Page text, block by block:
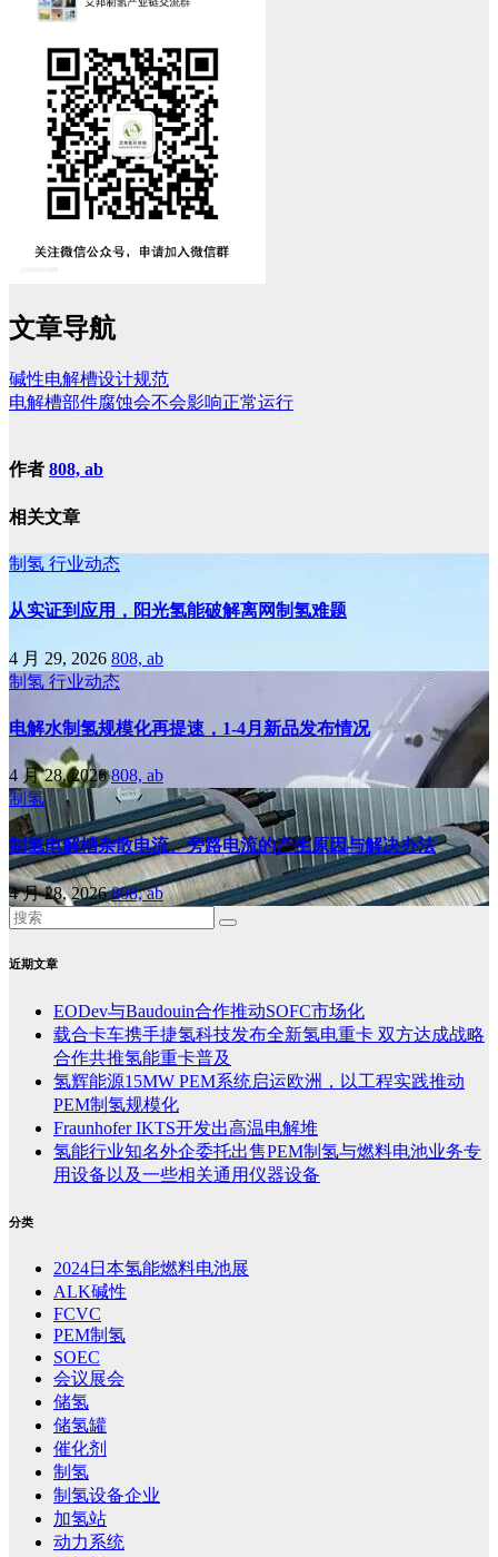
文章导航
碱性电解槽设计规范
电解槽部件腐蚀会不会影响正常运行
作者 808, ab
相关文章
制氢 行业动态
从实证到应用，阳光氢能破解离网制氢难题
4 月 29, 2026 808, ab
制氢 行业动态
电解水制氢规模化再提速，1-4月新品发布情况
4 月 28, 2026808, ab
制氢
制氢电解槽杂散电流、旁路电流的产生原因与解决办法
4 月 28, 2026808, ab
近期文章
EODev与Baudouin合作推动SOFC市场化
载合卡车携手捷氢科技发布全新氢电重卡 双方达成战略
合作共推氢能重卡普及
氢辉能源15MW PEM系统启运欧洲，以工程实践推动
PEM制氢规模化
Fraunhofer IKTS开发出高温电解堆
氢能行业知名外企委托出售PEM制氢与燃料电池业务专
用设备以及一些相关通用仪器设备
分类
2024日本氢能燃料电池展
ALK碱性
FCVC
PEM制氢
SOEC
会议展会
储氢
储氢罐
催化剂
制氢
制氢设备企业
加氢站
动力系统